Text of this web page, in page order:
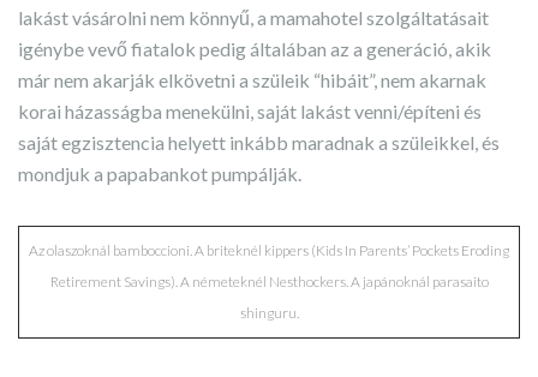
lakást vásárolni nem könnyű, a mamahotel szolgáltatásait
igénybe vevő fiatalok pedig általában az a generáció, akik
már nem akarják elkövetni a szüleik “hibáit”, nem akarnak
korai házasságba menekülni, saját lakást venni/építeni és
saját egzisztencia helyett inkább maradnak a szüleikkel, és
mondjuk a papabankot pumpálják.
Az olaszoknál bamboccioni. A briteknél kippers (Kids In Parents’ Pockets Eroding
Retirement Savings). A németeknél Nesthockers. A japánoknál parasaito
shinguru.